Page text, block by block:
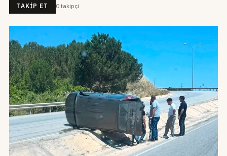
TAKIP ET 0takipçi